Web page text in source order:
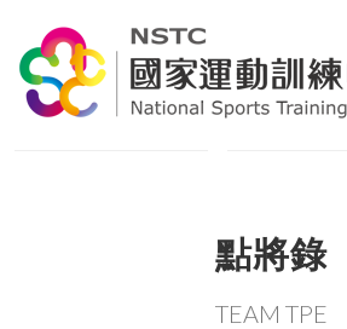
點將錄
TEAM TPE